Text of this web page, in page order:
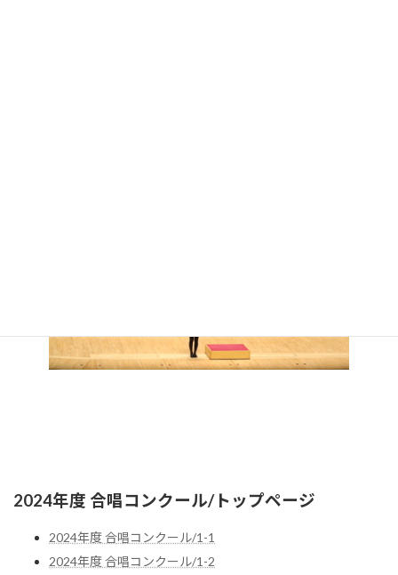
2024年度 合唱コンクール/トップページ
2024年度 合唱コンクール/1-1
2024年度 合唱コンクール/1-2